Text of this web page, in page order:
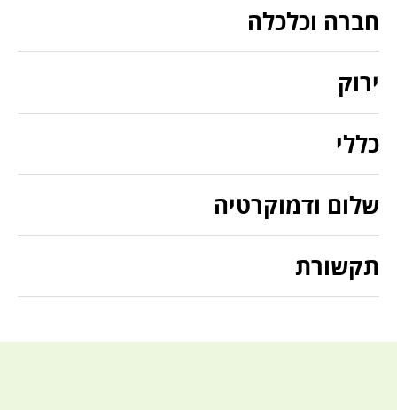
חברה וכלכלה
ירוק
כללי
שלום ודמוקרטיה
תקשורת